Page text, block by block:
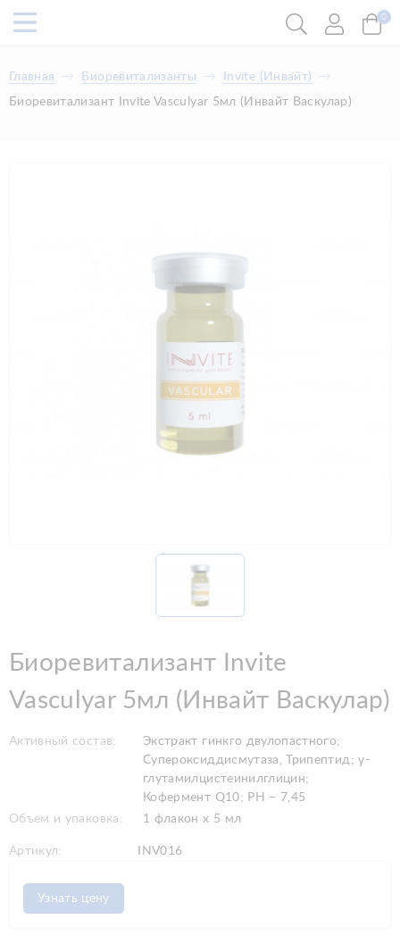
0
Главная Биоревитализанты
Invite (Инвайт)
Биоревитализант Invite Vasculyar 5мл (Инвайт Васкулар)
Биоревитализант Invite
Vasculyar 5мл (Инвайт Васкулар)
Активный состав:
Экстракт гинкго двулопастного;
Супероксиддисмутаза, Трипептид; γ-
глутамилцистеинилглицин;
Кофермент Q10; PН – 7,45
Объем и упаковка:
1 флакон x 5 мл
Артикул: INV016
Узнать цену